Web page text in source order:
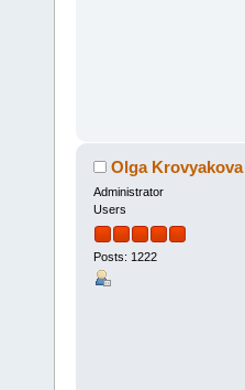
Olga Krovyakova
Administrator
Users
Posts: 1222